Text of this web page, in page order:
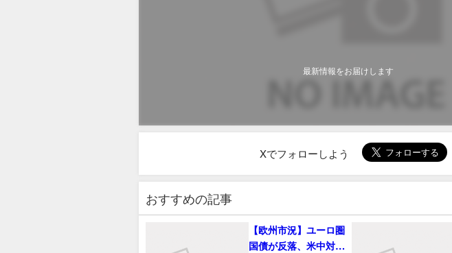
最新情報をお届けします
Xでフォローしよう
おすすめの記事
【欧州市況】ユーロ圏
国債が反落、米中対立